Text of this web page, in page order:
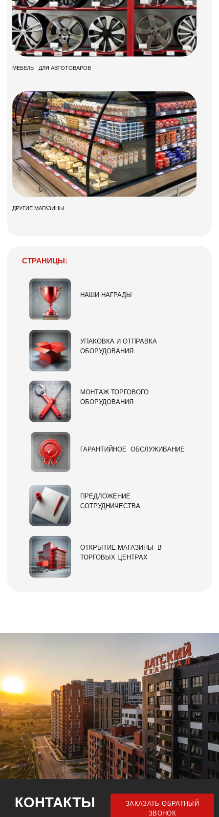
МЕБЕЛЬ ДЛЯ АВТОТОВАРОВ
ДРУГИЕ МАГАЗИНЫ
СТРАНИЦЫ:
НАШИ НАГРАДЫ
УПАКОВКА И ОТПРАВКА
ОБОРУДОВАНИЯ
МОНТАЖ ТОРГОВОГО
ОБОРУДОВАНИЯ
ГАРАНТИЙНОЕ ОБСЛУЖИВАНИЕ
ПРЕДЛОЖЕНИЕ
СОТРУДНИЧЕСТВА
ОТКРЫТИЕ МАГАЗИНЫ В
ТОРГОВЫХ ЦЕНТРАХ
КОНТАКТЫ
ЗАКАЗАТЬ ОБРАТНЫЙ
ЗВОНОК